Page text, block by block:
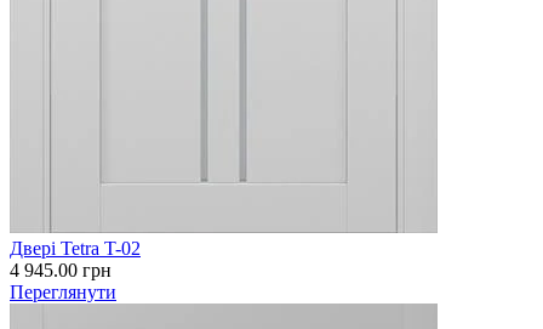
Двері Tetra T-02
4 945.00 грн
Переглянути